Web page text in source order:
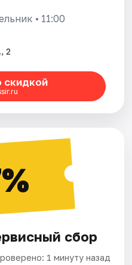
• 11:00
2
скидкой
сбор
1 минуту назад